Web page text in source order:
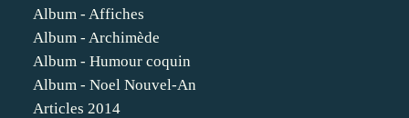
Album - Affiches
Album - Archimède
Album - Humour coquin
Album - Noel Nouvel-An
Articles 2014